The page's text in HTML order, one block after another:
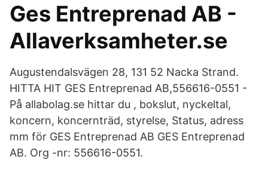
Ges Entreprenad AB -
Allaverksamheter.se
Augustendalsvägen 28, 131 52 Nacka Strand.
HITTA HIT GES Entreprenad AB,556616-0551 -
På allabolag.se hittar du , bokslut, nyckeltal,
koncern, koncernträd, styrelse, Status, adress
mm för GES Entreprenad AB GES Entreprenad
AB. Org -nr: 556616-0551.